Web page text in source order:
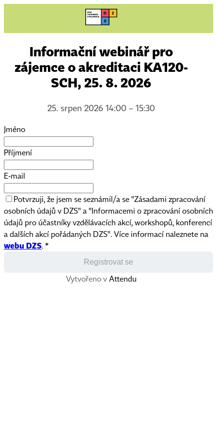
Informační webinář pro
zájemce o akreditaci KA120-
SCH, 25. 8. 2026
25. srpen 2026 14:00 – 15:30
Jméno
Příjmení
E-mail
Potvrzuji, že jsem se seznámil/a se "Zásadami zpracování
osobních údajů v DZS" a "Informacemi o zpracování osobních
údajů pro účastníky vzdělávacích akcí, workshopů, konferencí
a dalších akcí pořádaných DZS". Více informací naleznete na
webu DZS. *
Registrovat se
Vytvořeno v Attendu